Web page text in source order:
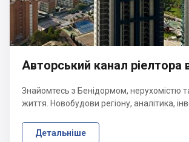
Авторський канал ріелтора в
Знайомтесь з Бенідормом, нерухомістю
життя. Новобудови регіону, аналітика,
Детальніше